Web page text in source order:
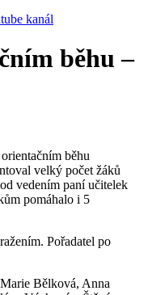
kanál
běhu –
běhu
velký počet žáků
vedením paní učitelek
pomáhalo i 5
Pořadatel po
Bělková, Anna